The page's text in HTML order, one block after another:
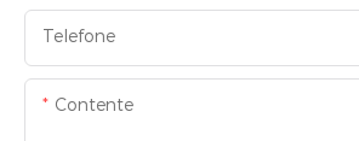
Telefone
Contente